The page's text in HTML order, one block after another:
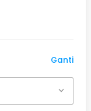
Ganti